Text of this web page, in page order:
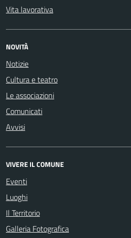
Vita lavorativa
NOVITÀ
Notizie
Cultura e teatro
Le associazioni
Comunicati
Avvisi
VIVERE IL COMUNE
Eventi
Luoghi
Il Territorio
Galleria Fotografica